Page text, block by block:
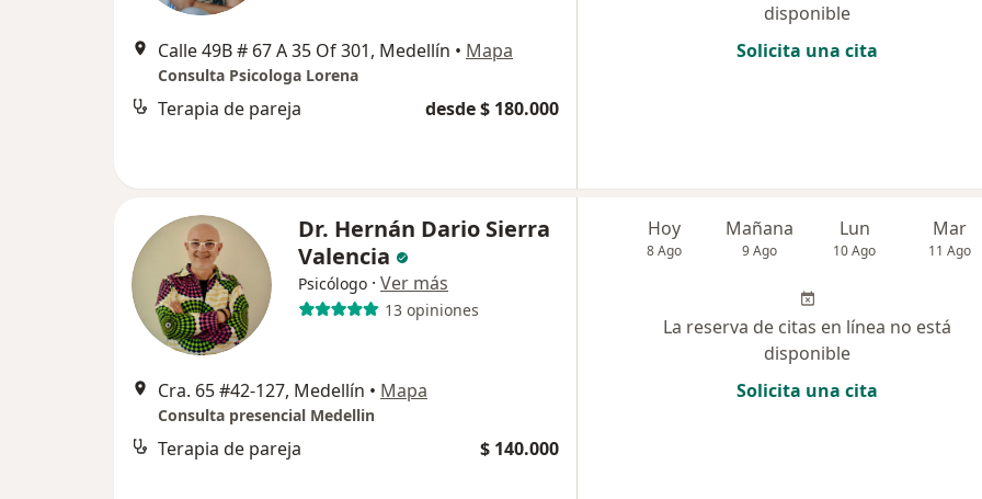
Calle 49B # 67 A 35 Of 301, Medellín • Mapa
Consulta Psicologa Lorena
Terapia de pareja desde $ 180.000
disponible
Solicita una cita
Dr. Hernán Dario Sierra
Valencia
Psicólogo · Ver más
13 opiniones
Cra. 65 #42-127, Medellín • Mapa
Consulta presencial Medellin
Terapia de pareja $ 140.000
Hoy
8 Ago
Mañana
9 Ago
Lun
10 Ago
Mar
11 Ago
La reserva de citas en línea no está
disponible
Solicita una cita